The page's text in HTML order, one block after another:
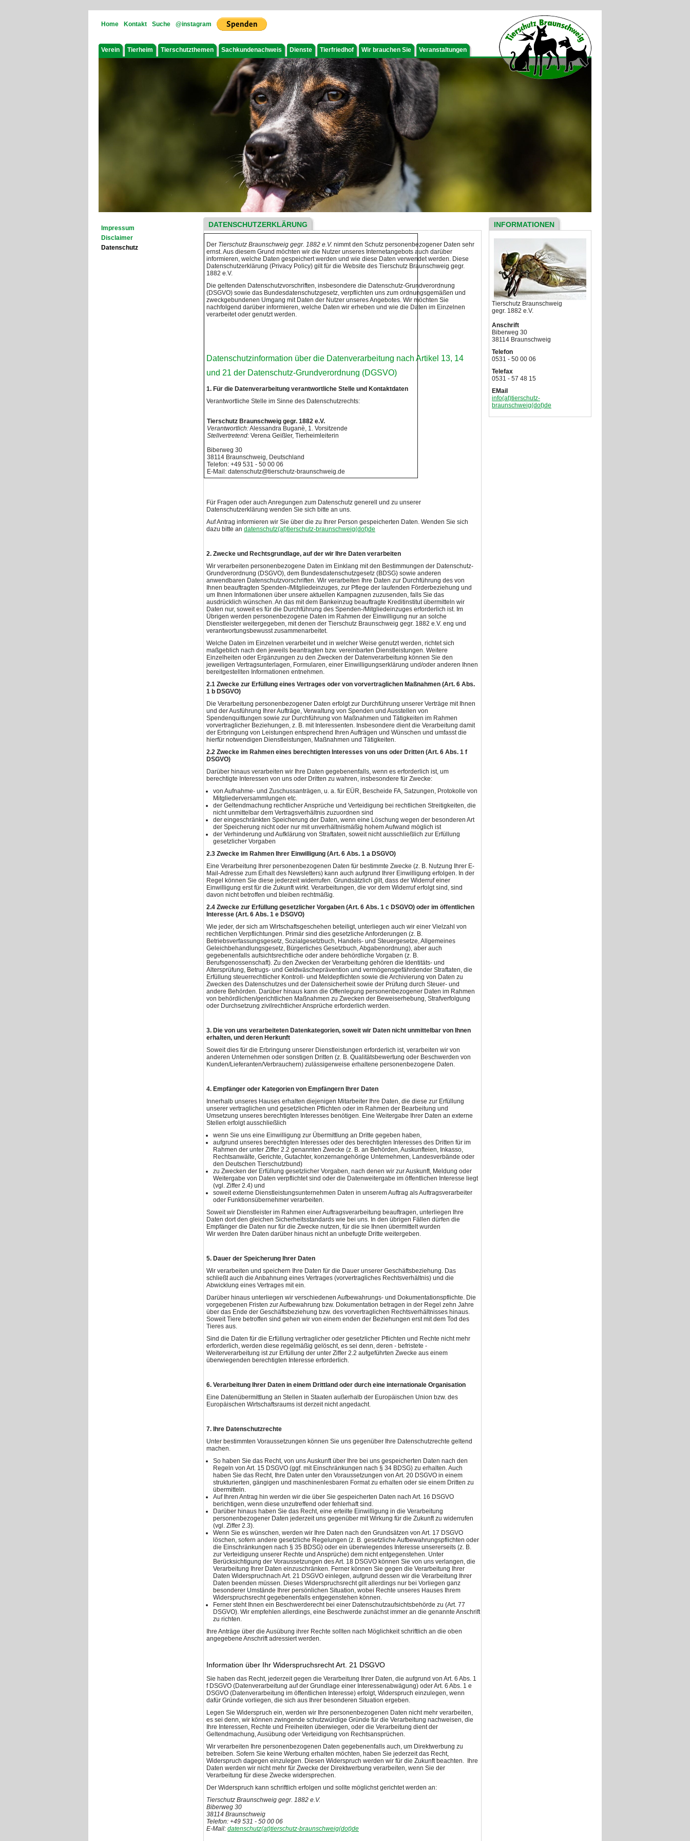
Home Kontakt Suche @instagram
Verein Tierheim Tierschutzthemen Sachkundenachweis Dienste Tierfriedhof Wir brauchen Sie Veranstaltungen
Impressum
Disclaimer
Datenschutz
DATENSCHUTZERKLÄRUNG
Der Tierschutz Braunschweig gegr. 1882 e.V. nimmt den Schutz personenbezogener Daten sehr
ernst. Aus diesem Grund möchten wir die Nutzer unseres Internetangebots auch darüber
informieren, welche Daten gespeichert werden und wie diese Daten verwendet werden. Diese
Datenschutzerklärung (Privacy Policy) gilt für die Website des Tierschutz Braunschweig gegr.
1882 e.V.
Die geltenden Datenschutzvorschriften, insbesondere die Datenschutz-Grundverordnung
(DSGVO) sowie das Bundesdatenschutzgesetz, verpflichten uns zum ordnungsgemäßen und
zweckgebundenen Umgang mit Daten der Nutzer unseres Angebotes. Wir möchten Sie
nachfolgend darüber informieren, welche Daten wir erheben und wie die Daten im Einzelnen
verarbeitet oder genutzt werden.
Datenschutzinformation über die Datenverarbeitung nach Artikel 13, 14
und 21 der Datenschutz-Grundverordnung (DGSVO)
1. Für die Datenverarbeitung verantwortliche Stelle und Kontaktdaten
Verantwortliche Stelle im Sinne des Datenschutzrechts:
Tierschutz Braunschweig gegr. 1882 e.V.
Verantwortlich:Alessandra Buganè, 1. Vorsitzende
Stellvertretend: Verena Geißler, Tierheimleiterin
Biberweg 30
38114 Braunschweig, Deutschland
Telefon: +49 531 - 50 00 06
E-Mail: datenschutz@tierschutz-braunschweig.de
Für Fragen oder auch Anregungen zum Datenschutz generell und zu unserer
Datenschutzerklärung wenden Sie sich bitte an uns.
Auf Antrag informieren wir Sie über die zu Ihrer Person gespeicherten Daten. Wenden Sie sich
dazu bitte an datenschutz(at)tierschutz-braunschweig(dot)de
2. Zwecke und Rechtsgrundlage, auf der wir Ihre Daten verarbeiten
Wir verarbeiten personenbezogene Daten im Einklang mit den Bestimmungen der Datenschutz-
Grundverordnung (DSGVO), dem Bundesdatenschutzgesetz (BDSG) sowie anderen
anwendbaren Datenschutzvorschriften. Wir verarbeiten Ihre Daten zur Durchführung des von
Ihnen beauftragten Spenden-/Mitgliedeinzuges, zur Pflege der laufenden Förderbeziehung und
um Ihnen Informationen über unsere aktuellen Kampagnen zuzusenden, falls Sie das
ausdrücklich wünschen. An das mit dem Bankeinzug beauftragte Kreditinstitut übermitteln wir
Daten nur, soweit es für die Durchführung des Spenden-/Mitgliedeinzuges erforderlich ist. Im
Übrigen werden personenbezogene Daten im Rahmen der Einwilligung nur an solche
Dienstleister weitergegeben, mit denen der Tierschutz Braunschweig gegr. 1882 e.V. eng und
verantwortungsbewusst zusammenarbeitet.
Welche Daten im Einzelnen verarbeitet und in welcher Weise genutzt werden, richtet sich
maßgeblich nach den jeweils beantragten bzw. vereinbarten Dienstleistungen. Weitere
Einzelheiten oder Ergänzungen zu den Zwecken der Datenverarbeitung können Sie den
jeweiligen Vertragsunterlagen, Formularen, einer Einwilligungserklärung und/oder anderen Ihnen
bereitgestellten Informationen entnehmen.
2.1 Zwecke zur Erfüllung eines Vertrages oder von vorvertraglichen Maßnahmen (Art. 6 Abs.
1 b DSGVO)
Die Verarbeitung personenbezogener Daten erfolgt zur Durchführung unserer Verträge mit Ihnen
und der Ausführung Ihrer Aufträge, Verwaltung von Spenden und Ausstellen von
Spendenquittungen sowie zur Durchführung von Maßnahmen und Tätigkeiten im Rahmen
vorvertraglicher Beziehungen, z. B. mit Interessenten. Insbesondere dient die Verarbeitung damit
der Erbringung von Leistungen entsprechend Ihren Aufträgen und Wünschen und umfasst die
hierfür notwendigen Dienstleistungen, Maßnahmen und Tätigkeiten.
2.2 Zwecke im Rahmen eines berechtigten Interesses von uns oder Dritten (Art. 6 Abs. 1 f
DSGVO)
Darüber hinaus verarbeiten wir Ihre Daten gegebenenfalls, wenn es erforderlich ist, um
berechtigte Interessen von uns oder Dritten zu wahren, insbesondere für Zwecke:
von Aufnahme- und Zuschussanträgen, u. a. für EÜR, Bescheide FA, Satzungen, Protokolle von
Mitgliederversammlungen etc.
der Geltendmachung rechtlicher Ansprüche und Verteidigung bei rechtlichen Streitigkeiten, die
nicht unmittelbar dem Vertragsverhältnis zuzuordnen sind
der eingeschränkten Speicherung der Daten, wenn eine Löschung wegen der besonderen Art
der Speicherung nicht oder nur mit unverhältnismäßig hohem Aufwand möglich ist
der Verhinderung und Aufklärung von Straftaten, soweit nicht ausschließlich zur Erfüllung
gesetzlicher Vorgaben
2.3 Zwecke im Rahmen Ihrer Einwilligung (Art. 6 Abs. 1 a DSGVO)
Eine Verarbeitung Ihrer personenbezogenen Daten für bestimmte Zwecke (z. B. Nutzung Ihrer E-
Mail-Adresse zum Erhalt des Newsletters) kann auch aufgrund Ihrer Einwilligung erfolgen. In der
Regel können Sie diese jederzeit widerrufen. Grundsätzlich gilt, dass der Widerruf einer
Einwilligung erst für die Zukunft wirkt. Verarbeitungen, die vor dem Widerruf erfolgt sind, sind
davon nicht betroffen und bleiben rechtmäßig.
2.4 Zwecke zur Erfüllung gesetzlicher Vorgaben (Art. 6 Abs. 1 c DSGVO) oder im öffentlichen
Interesse (Art. 6 Abs. 1 e DSGVO)
Wie jeder, der sich am Wirtschaftsgeschehen beteiligt, unterliegen auch wir einer Vielzahl von
rechtlichen Verpflichtungen. Primär sind dies gesetzliche Anforderungen (z. B.
Betriebsverfassungsgesetz, Sozialgesetzbuch, Handels- und Steuergesetze, Allgemeines
Geleichbehandlungsgesetz, Bürgerliches Gesetzbuch, Abgabenordnung), aber auch
gegebenenfalls aufsichtsrechtliche oder andere behördliche Vorgaben (z. B.
Berufsgenossenschaft). Zu den Zwecken der Verarbeitung gehören die Identitäts- und
Altersprüfung, Betrugs- und Geldwäscheprävention und vermögensgefährdender Straftaten, die
Erfüllung steuerrechtlicher Kontroll- und Meldepflichten sowie die Archivierung von Daten zu
Zwecken des Datenschutzes und der Datensicherheit sowie der Prüfung durch Steuer- und
andere Behörden. Darüber hinaus kann die Offenlegung personenbezogener Daten im Rahmen
von behördlichen/gerichtlichen Maßnahmen zu Zwecken der Beweiserhebung, Strafverfolgung
oder Durchsetzung zivilrechtlicher Ansprüche erforderlich werden.
3. Die von uns verarbeiteten Datenkategorien, soweit wir Daten nicht unmittelbar von Ihnen
erhalten, und deren Herkunft
Soweit dies für die Erbringung unserer Dienstleistungen erforderlich ist, verarbeiten wir von
anderen Unternehmen oder sonstigen Dritten (z. B. Qualitätsbewertung oder Beschwerden von
Kunden/Lieferanten/Verbrauchern) zulässigerweise erhaltene personenbezogene Daten.
4. Empfänger oder Kategorien von Empfängern Ihrer Daten
Innerhalb unseres Hauses erhalten diejenigen Mitarbeiter Ihre Daten, die diese zur Erfüllung
unserer vertraglichen und gesetzlichen Pflichten oder im Rahmen der Bearbeitung und
Umsetzung unseres berechtigten Interesses benötigen. Eine Weitergabe Ihrer Daten an externe
Stellen erfolgt ausschließlich
wenn Sie uns eine Einwilligung zur Übermittlung an Dritte gegeben haben,
aufgrund unseres berechtigten Interesses oder des berechtigten Interesses des Dritten für im
Rahmen der unter Ziffer 2.2 genannten Zwecke (z. B. an Behörden, Auskunfteien, Inkasso,
Rechtsanwälte, Gerichte, Gutachter, konzernangehörige Unternehmen, Landesverbände oder
den Deutschen Tierschutzbund)
zu Zwecken der Erfüllung gesetzlicher Vorgaben, nach denen wir zur Auskunft, Meldung oder
Weitergabe von Daten verpflichtet sind oder die Datenweitergabe im öffentlichen Interesse liegt
(vgl. Ziffer 2.4) und
soweit externe Dienstleistungsunternehmen Daten in unserem Auftrag als Auftragsverarbeiter
oder Funktionsübernehmer verarbeiten.
Soweit wir Dienstleister im Rahmen einer Auftragsverarbeitung beauftragen, unterliegen Ihre
Daten dort den gleichen Sicherheitsstandards wie bei uns. In den übrigen Fällen dürfen die
Empfänger die Daten nur für die Zwecke nutzen, für die sie Ihnen übermittelt wurden
Wir werden Ihre Daten darüber hinaus nicht an unbefugte Dritte weitergeben.
5. Dauer der Speicherung Ihrer Daten
Wir verarbeiten und speichern Ihre Daten für die Dauer unserer Geschäftsbeziehung. Das
schließt auch die Anbahnung eines Vertrages (vorvertragliches Rechtsverhältnis) und die
Abwicklung eines Vertrages mit ein.
Darüber hinaus unterliegen wir verschiedenen Aufbewahrungs- und Dokumentationspflichte. Die
vorgegebenen Fristen zur Aufbewahrung bzw. Dokumentation betragen in der Regel zehn Jahre
über das Ende der Geschäftsbeziehung bzw. des vorvertraglichen Rechtsverhältnisses hinaus.
Soweit Tiere betroffen sind gehen wir von einem enden der Beziehungen erst mit dem Tod des
Tieres aus.
Sind die Daten für die Erfüllung vertraglicher oder gesetzlicher Pflichten und Rechte nicht mehr
erforderlich, werden diese regelmäßig gelöscht, es sei denn, deren - befristete -
Weiterverarbeitung ist zur Erfüllung der unter Ziffer 2.2 aufgeführten Zwecke aus einem
überwiegenden berechtigten Interesse erforderlich.
6. Verarbeitung Ihrer Daten in einem Drittland oder durch eine internationale Organisation
Eine Datenübermittlung an Stellen in Staaten außerhalb der Europäischen Union bzw. des
Europäischen Wirtschaftsraums ist derzeit nicht angedacht.
7. Ihre Datenschutzrechte
Unter bestimmten Voraussetzungen können Sie uns gegenüber Ihre Datenschutzrechte geltend
machen.
So haben Sie das Recht, von uns Auskunft über Ihre bei uns gespeicherten Daten nach den
Regeln von Art. 15 DSGVO (ggf. mit Einschränkungen nach § 34 BDSG) zu erhalten. Auch
haben Sie das Recht, Ihre Daten unter den Voraussetzungen von Art. 20 DSGVO in einem
strukturierten, gängigen und maschinenlesbaren Format zu erhalten oder sie einem Dritten zu
übermitteln.
Auf Ihren Antrag hin werden wir die über Sie gespeicherten Daten nach Art. 16 DSGVO
berichtigen, wenn diese unzutreffend oder fehlerhaft sind.
Darüber hinaus haben Sie das Recht, eine erteilte Einwilligung in die Verarbeitung
personenbezogener Daten jederzeit uns gegenüber mit Wirkung für die Zukunft zu widerrufen
(vgl. Ziffer 2.3).
Wenn Sie es wünschen, werden wir Ihre Daten nach den Grundsätzen von Art. 17 DSGVO
löschen, sofern andere gesetzliche Regelungen (z. B. gesetzliche Aufbewahrungspflichten oder
die Einschränkungen nach § 35 BDSG) oder ein überwiegendes Interesse unsererseits (z. B.
zur Verteidigung unserer Rechte und Ansprüche) dem nicht entgegenstehen. Unter
Berücksichtigung der Voraussetzungen des Art. 18 DSGVO können Sie von uns verlangen, die
Verarbeitung Ihrer Daten einzuschränken. Ferner können Sie gegen die Verarbeitung Ihrer
Daten Widerspruchnach Art. 21 DSGVO einlegen, aufgrund dessen wir die Verarbeitung Ihrer
Daten beenden müssen. Dieses Widerspruchsrecht gilt allerdings nur bei Vorliegen ganz
besonderer Umstände Ihrer persönlichen Situation, wobei Rechte unseres Hauses Ihrem
Widerspruchsrecht gegebenenfalls entgegenstehen können.
Ferner steht Ihnen ein Beschwerderecht bei einer Datenschutzaufsichtsbehörde zu (Art. 77
DSGVO). Wir empfehlen allerdings, eine Beschwerde zunächst immer an die genannte Anschrift
zu richten.
Ihre Anträge über die Ausübung ihrer Rechte sollten nach Möglichkeit schriftlich an die oben
angegebene Anschrift adressiert werden.
Information über Ihr Widerspruchsrecht Art. 21 DSGVO
Sie haben das Recht, jederzeit gegen die Verarbeitung Ihrer Daten, die aufgrund von Art. 6 Abs. 1
f DSGVO (Datenverarbeitung auf der Grundlage einer Interessenabwägung) oder Art. 6 Abs. 1 e
DSGVO (Datenverarbeitung im öffentlichen Interesse) erfolgt, Widerspruch einzulegen, wenn
dafür Gründe vorliegen, die sich aus Ihrer besonderen Situation ergeben.
Legen Sie Widerspruch ein, werden wir Ihre personenbezogenen Daten nicht mehr verarbeiten,
es sei denn, wir können zwingende schutzwürdige Gründe für die Verarbeitung nachweisen, die
Ihre Interessen, Rechte und Freiheiten überwiegen, oder die Verarbeitung dient der
Geltendmachung, Ausübung oder Verteidigung von Rechtsansprüchen.
Wir verarbeiten Ihre personenbezogenen Daten gegebenenfalls auch, um Direktwerbung zu
betreiben. Sofern Sie keine Werbung erhalten möchten, haben Sie jederzeit das Recht,
Widerspruch dagegen einzulegen. Diesen Widerspruch werden wir für die Zukunft beachten. Ihre
Daten werden wir nicht mehr für Zwecke der Direktwerbung verarbeiten, wenn Sie der
Verarbeitung für diese Zwecke widersprechen.
Der Widerspruch kann schriftlich erfolgen und sollte möglichst gerichtet werden an:
Tierschutz Braunschweig gegr. 1882 e.V.
Biberweg 30
38114 Braunschweig
Telefon: +49 531 - 50 00 06
E-Mail: datenschutz(at)tierschutz-braunschweig(dot)de
INFORMATIONEN
Tierschutz Braunschweig
gegr. 1882 e.V.
Anschrift
Biberweg 30
38114 Braunschweig
Telefon
0531 - 50 00 06
Telefax
0531 - 57 48 15
EMail
info(at)tierschutz-
braunschweig(dot)de